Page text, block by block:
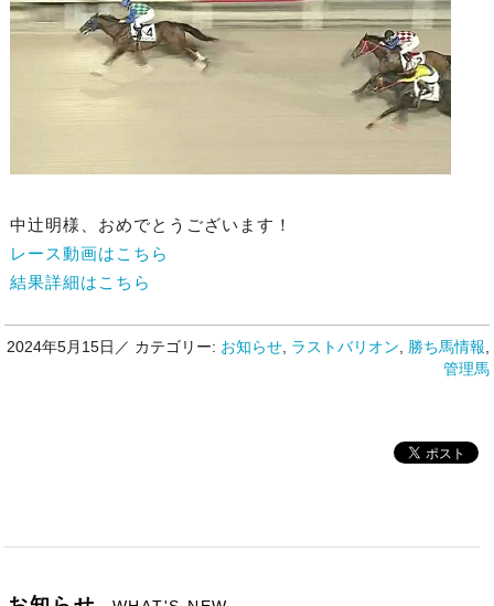
中辻明様、おめでとうございます！
レース動画はこちら
結果詳細はこちら
2024年5月15日／ カテゴリー: お知らせ, ラストバリオン, 勝ち馬情報,
管理馬